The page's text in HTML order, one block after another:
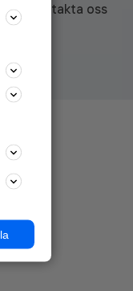
Kontakta oss